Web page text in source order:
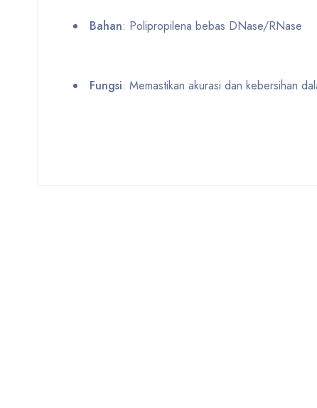
Bahan: Polipropilena bebas DNase/RNase
Fungsi: Memastikan akurasi dan kebersihan